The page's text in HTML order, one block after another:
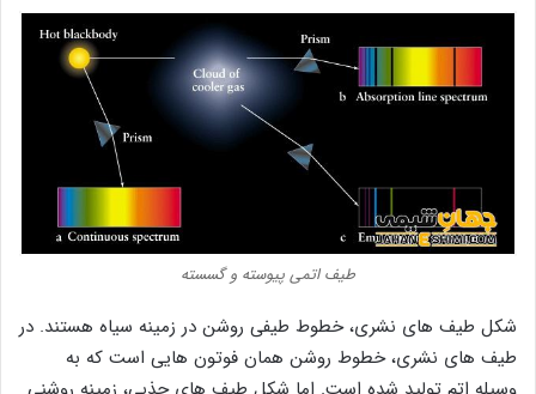
طیف اتمی پیوسته و گسسته
شکل طیف های نشری، خطوط طیفی روشن در زمینه سیاه هستند. در
طیف های نشری، خطوط روشن همان فوتون هایی است که به